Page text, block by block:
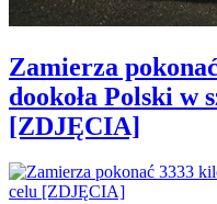
Zamierza
dookoła Polski w
[ZDJĘCIA]